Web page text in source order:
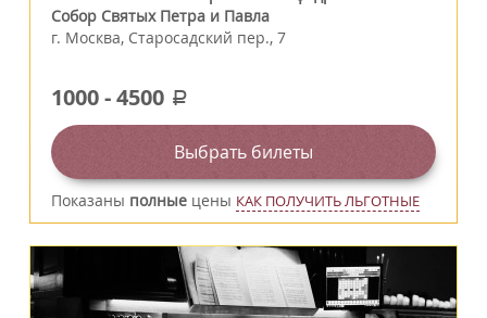
Собор Святых Петра и Павла
г. Москва, Старосадский пер., 7
1000-4500 a
Выбрать билеты
Показаны полные цены КАК ПОЛУЧИТЬ ЛЬГОТНЫЕ